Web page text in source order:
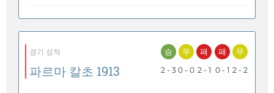
경기 성적
파르마 칼초 1913
승
2 - 3
무
0 - 0
패
2 - 1
패
0 - 1
무
2 - 2